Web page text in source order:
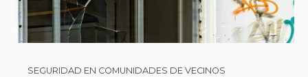
SEGURIDAD EN COMUNIDADES DE VECINOS